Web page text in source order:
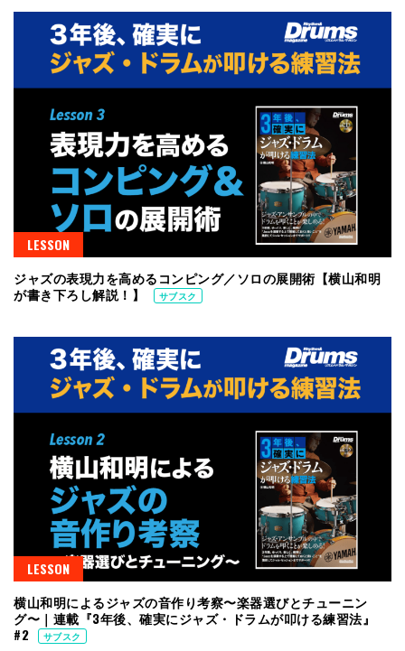
LESSON
ジャズの表現力を高めるコンピング／ソロの展開術【横山和明
が書き下ろし解説！】
サブスク
LESSON
横山和明によるジャズの音作り考察〜楽器選びとチューニン
グ〜｜連載『3年後、確実にジャズ・ドラムが叩ける練習法』
#2
サブスク